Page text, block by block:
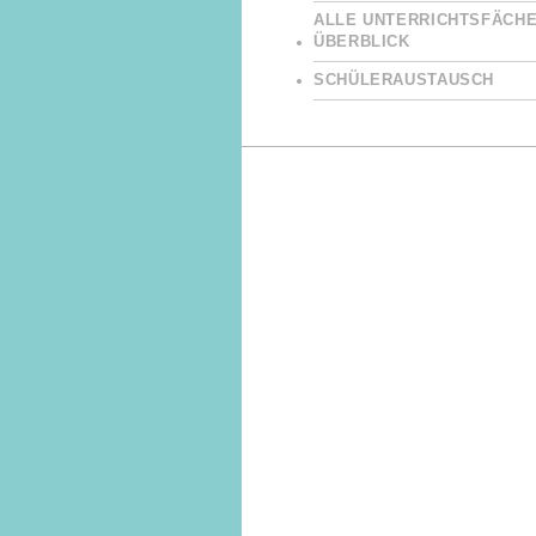
ALLE
ÜBERBLICK
SCHÜLERAUSTAUSCH